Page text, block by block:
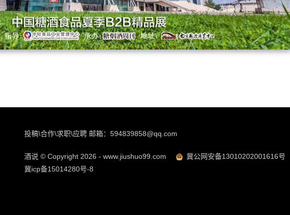
投稿\合作\求职\应聘 邮箱：594839858@qq.com
酒说 © Copyright 2026 - www.jiushuo99.com
冀公网安备13010202001616号
冀icp备15014280号-8